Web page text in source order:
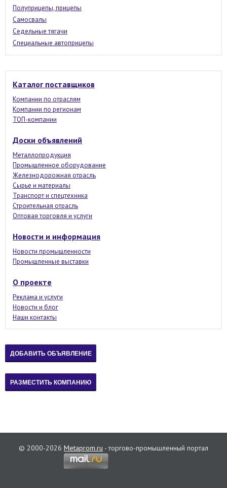
Полуприцепы, прицепы
Самосвалы
Седельные тягачи
Специальные автоприцепы
Каталог поставщиков
Компании по отраслям
Компании по регионам
ТОП-компании
Доски объявлений
Металлопродукция
Промышленное оборудование
Железнодорожная отрасль
Сырье и материалы
Транспорт и спецтехника
Строительная отрасль
Оптовая торговля и услуги
Новости и информация
Новости промышленности
Промышленные выставки
О проекте
Реклама и услуги
Новости и блог
Наши контакты
© 2000-2026 Metaprom.ru - торгово-промышленный портал